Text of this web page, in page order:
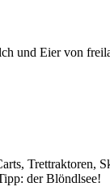
und Eier von
der Blöndlsee!